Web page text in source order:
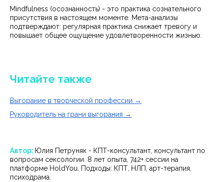
Mindfulness (осознанность) - это практика сознательного
присутствия в настоящем моменте. Мета-анализы
подтверждают: регулярная практика снижает тревогу и
повышает общее ощущение удовлетворенности жизнью.
Читайте также
Выгорание в творческой профессии →
Руководитель на грани выгорания →
Автор: Юлия Петруняк - КПТ-консультант, консультант по
вопросам сексологии. 8 лет опыта, 742+ сессии на
платформе HoldYou. Подходы: КПТ, НЛП, арт-терапия,
психодрама.